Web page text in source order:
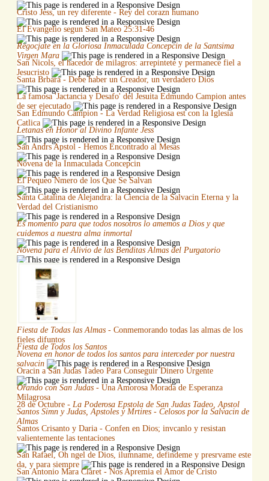
Cristo Jess, un rey diferente - Rey del corazn humano
El Evangelio segun San Mateo 25:31-46
Regocjate en la Gloriosa Inmaculada Concepcin de la Santsima
Virgen Mara
San Nicols, el hacedor de milagros: arrepintete y permanece fiel a
Jesucristo
Santa Brbara - Debe haber un Creador, un verdadero Dios
La famosa 'Jactancia y Desafo' del Jesuita Edmundo Campion antes
de ser ejecutado
San Edmundo Campion - La Verdad Religiosa est con la Iglesia
Catlica
Letanas en Honor al Divino Infante Jess
San Andrs Apstol - Hemos Encontrado al Mesas
Novena de la Inmaculada Concepcin
El Pequeo Nmero de los Que Se Salvan
Santa Catalina de Alejandra: la Ciencia de la Salvacin Eterna y la
Verdad del Cristianismo
Es momento para que todos nosotros lo amemos a Dios y que
cuidemos a nuestra alma inmortal
Novena para el Alivio de las Benditas Almas del Purgatorio
Fiesta de Todas las Almas - Conmemorando todas las almas de los
fieles difuntos
Fiesta de Todos los Santos
Novena en honor de todos los santos para interceder por nuestra
salvacin
Oracin a San Judas Tadeo Para Conseguir Dinero Urgente
Orando con San Judas - Una Amorosa Morada de Esperanza
Milagrosa
28 de Octubre - La Poderosa Epstola de San Judas Tadeo, Apstol
Santos Simn y Judas, Apstoles y Mrtires - Celosos por la Salvacin de
Almas
Santos Crisanto y Daria - Confen en Dios; invcanlo y resistan
valientemente las tentaciones
San Rafael, Oh ngel de Dios, ilumname, defindeme y presrvame este
da, y para siempre
San Antonio Mara Claret - Nos Apremia el Amor de Cristo